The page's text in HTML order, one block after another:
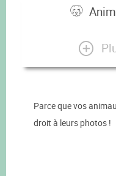
Parce que vos
droit à leurs photos !